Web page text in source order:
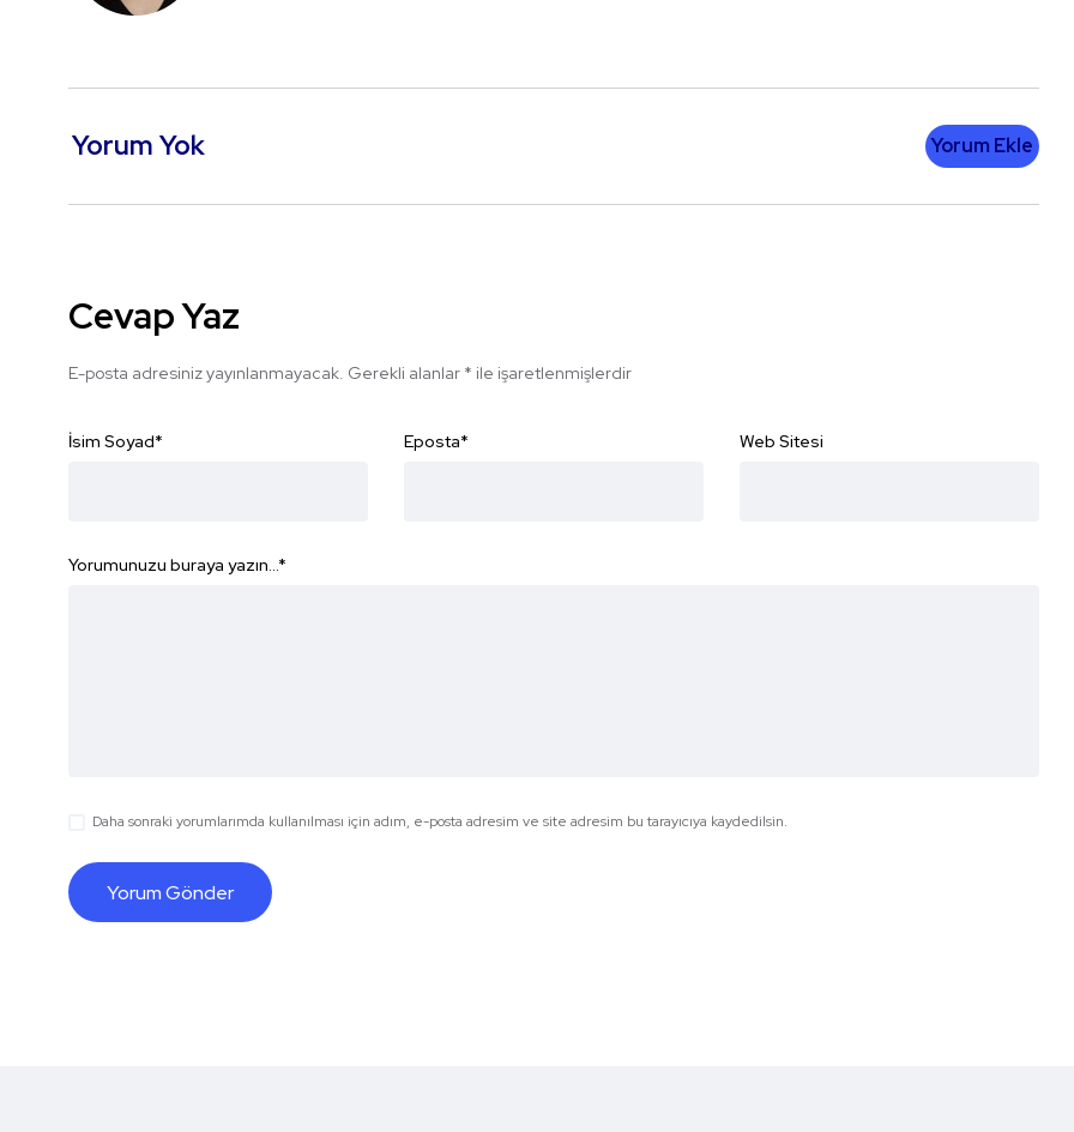
Yorum Yok Yorum Ekle
Cevap Yaz
E-posta adresiniz yayınlanmayacak. Gerekli alanlar * ile işaretlenmişlerdir
İsim Soyad* Eposta* Web Sitesi
Yorumunuzu buraya yazın...*
Daha sonraki yorumlarımda kullanılması için adım, e-posta adresim ve site adresim bu tarayıcıya kaydedilsin.